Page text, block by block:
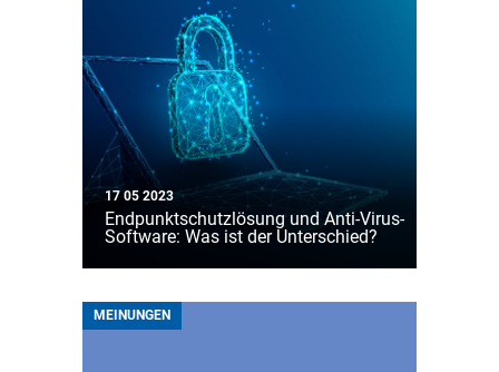
17 05 2023
Endpunktschutzlösung und Anti-Virus-
Software: Was ist der Unterschied?
MEINUNGEN